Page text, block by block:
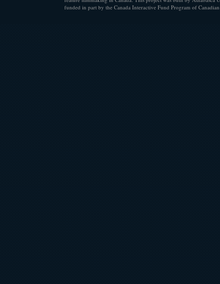
funded in part by the Canada Interactive Fund Program of